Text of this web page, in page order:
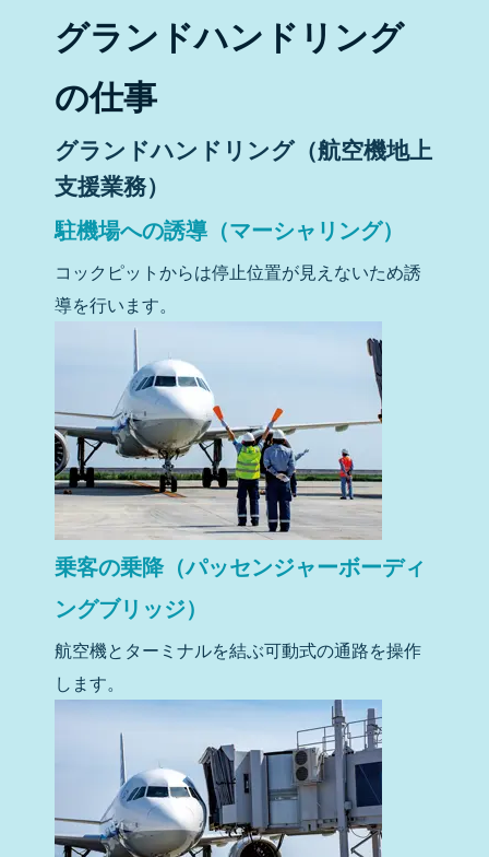
グランドハンドリング
の仕事
グランドハンドリング（航空機地上
支援業務）
駐機場への誘導（マーシャリング）
コックピットからは停止位置が見えないため誘
導を行います。
乗客の乗降（パッセンジャーボーディ
ングブリッジ）
航空機とターミナルを結ぶ可動式の通路を操作
します。